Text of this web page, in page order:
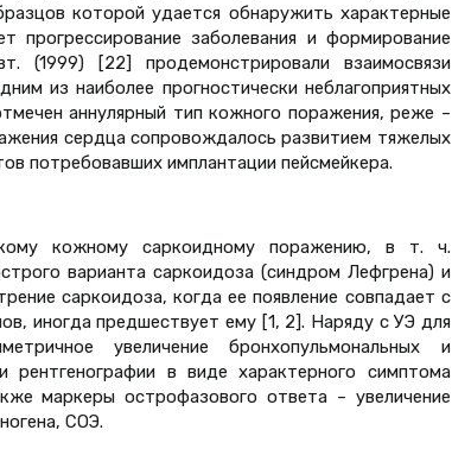
которой удается обнаружить характерные
прогрессирование заболевания и формирование
(1999) [22] продемонстрировали взаимосвязи
из наиболее прогностически неблагоприятных
аннулярный тип кожного поражения, реже –
сердца сопровождалось развитием тяжелых
потребовавших имплантации пейсмейкера.
кожному саркоидному поражению, в т. ч.
варианта саркоидоза (синдром Лефгрена) и
саркоидоза, когда ее появление совпадает с
иногда предшествует ему [1, 2]. Наряду с УЭ для
увеличение бронхопульмональных и
рентгенографии в виде характерного симптома
маркеры острофазового ответа – увеличение
СОЭ.